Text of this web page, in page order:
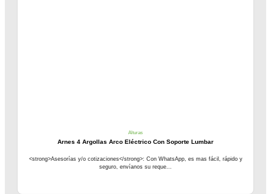
Alturas
Arnes 4 Argollas Arco Eléctrico Con Soporte Lumbar
<strong>Asesorías y/o cotizaciones</strong>: Con WhatsApp, es mas fácil, rápido y
seguro, envíanos su reque...